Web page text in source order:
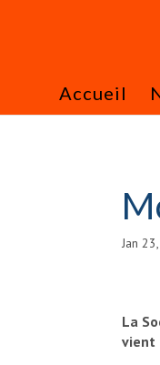
Accueil
Jan
La
vient